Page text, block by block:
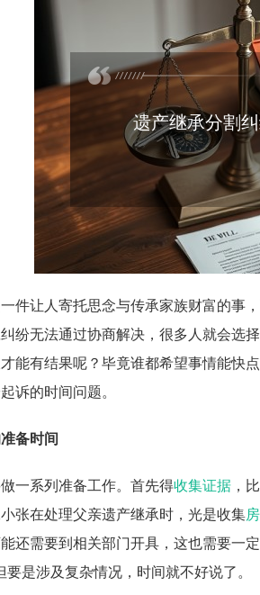
遗产继承分割
件让人寄托思念与传承家族财富的事
纷无法通过协商解决，很多人就会选择
能有结果呢？毕竟谁都希望事情能快
诉的时间问题。
备时间
一系列准备工作。首先得收集证据 ，
张在处理父亲遗产继承时，光是收集
还需要到相关部门开具，这也需要一
是涉及复杂情况，时间就不好说了。